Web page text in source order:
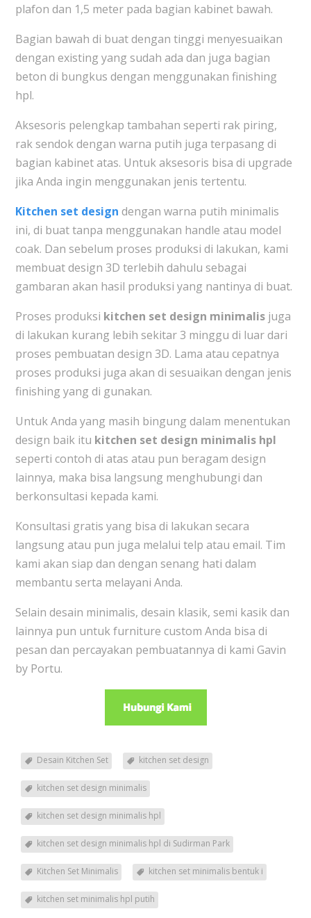
plafon dan 1,5 meter pada bagian kabinet bawah.
Bagian bawah di buat dengan tinggi menyesuaikan
dengan existing yang sudah ada dan juga bagian
beton di bungkus dengan menggunakan finishing
hpl.
Aksesoris pelengkap tambahan seperti rak piring,
rak sendok dengan warna putih juga terpasang di
bagian kabinet atas. Untuk aksesoris bisa di upgrade
jika Anda ingin menggunakan jenis tertentu.
Kitchen set design dengan warna putih minimalis
ini, di buat tanpa menggunakan handle atau model
coak. Dan sebelum proses produksi di lakukan, kami
membuat design 3D terlebih dahulu sebagai
gambaran akan hasil produksi yang nantinya di buat.
Proses produksi kitchen set design minimalisjuga
di lakukan kurang lebih sekitar 3 minggu di luar dari
proses pembuatan design 3D. Lama atau cepatnya
proses produksi juga akan di sesuaikan dengan jenis
finishing yang di gunakan.
Untuk Anda yang masih bingung dalam menentukan
design baik itu kitchen set design minimalis hpl
seperti contoh di atas atau pun beragam design
lainnya, maka bisa langsung menghubungi dan
berkonsultasi kepada kami.
Konsultasi gratis yang bisa di lakukan secara
langsung atau pun juga melalui telp atau email. Tim
kami akan siap dan dengan senang hati dalam
membantu serta melayani Anda.
Selain desain minimalis, desain klasik, semi kasik dan
lainnya pun untuk furniture custom Anda bisa di
pesan dan percayakan pembuatannya di kami Gavin
by Portu.
Desain Kitchen Set kitchen set design
kitchen set design minimalis
kitchen set design minimalis hpl
kitchen set design minimalis hpl di Sudirman Park
Kitchen Set Minimalis kitchen set minimalis bentuk i
kitchen set minimalis hpl putih